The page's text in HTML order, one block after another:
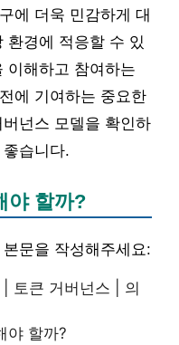
에 더욱 민감하게 대
환경에 적응할 수 있
이해하고 참여하는
에 기여하는 중요한
넌스 모델을 확인하
습니다.
야 할까?
문을 작성해주세요:
토큰 거버넌스 | 의
야 할까?